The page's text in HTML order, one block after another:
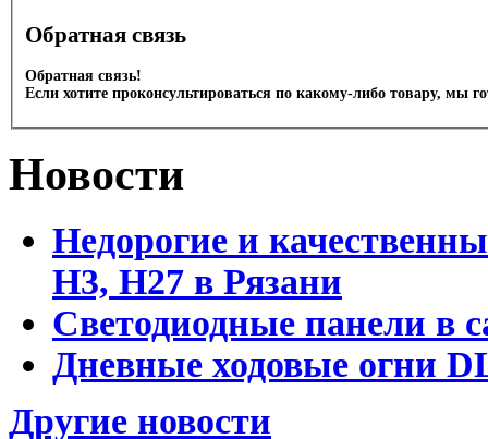
Обратная связь
Обратная связь!
Если хотите проконсультироваться по какому-либо товару, мы
Новости
Недорогие и
Н3, Н27 в Рязани
Светодиодные панели в
Дневные ходовые огни
Другие новости